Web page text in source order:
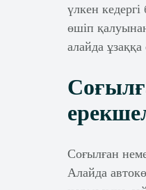
үлкен
өшіп
алайда
Соғылған
Алайда